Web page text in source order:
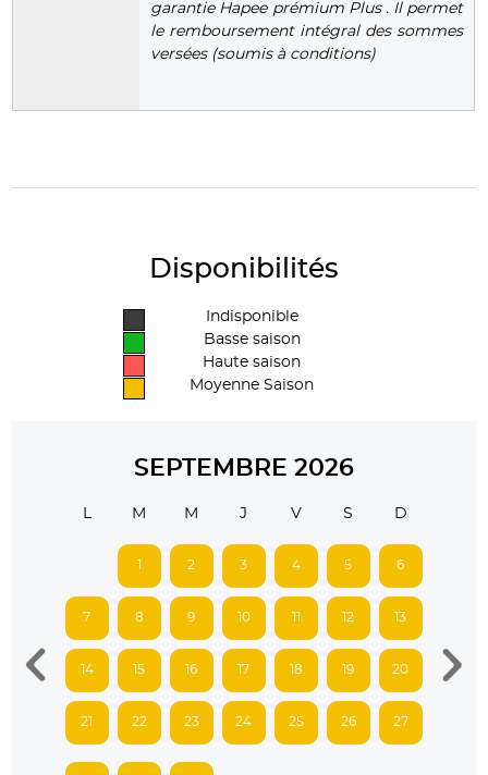
garantie Hapee prémium Plus . Il permet
le remboursement intégral des sommes
versées (soumis à conditions)
Disponibilités
Indisponible
Basse saison
Haute saison
Moyenne Saison
SEPTEMBRE 2026
L M M J V S D
1 2 3 4 5 6
7 8 9 10 11 12 13
14 15 16 17 18 19 20
21 22 23 24 25 26 27